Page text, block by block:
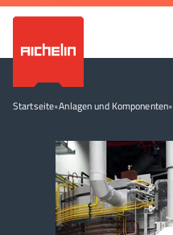
Startseite•Anlagen und Komponenten•